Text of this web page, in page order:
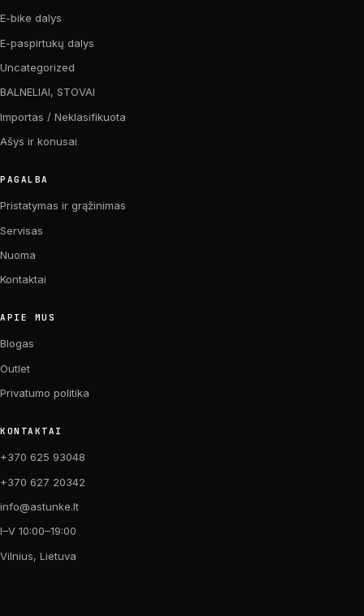
E-bike dalys
E-paspirtukų dalys
Uncategorized
BALNELIAI, STOVAI
Importas / Neklasifikuota
Ašys ir konusai
PAGALBA
Pristatymas ir grąžinimas
Servisas
Nuoma
Kontaktai
APIE MUS
Blogas
Outlet
Privatumo politika
KONTAKTAI
+370 625 93048
+370 627 20342
info@astunke.lt
I–V 10:00–19:00
Vilnius, Lietuva